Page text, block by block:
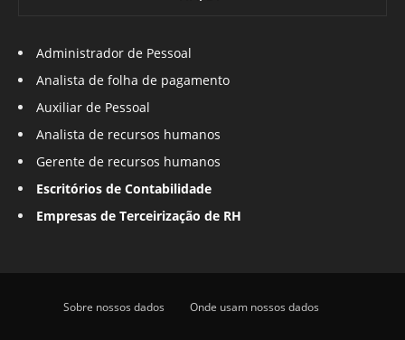
Administrador de Pessoal
Analista de folha de pagamento
Auxiliar de Pessoal
Analista de recursos humanos
Gerente de recursos humanos
Escritórios de Contabilidade
Empresas de Terceirização de RH
Sobre nossos dados Onde usam nossos dados